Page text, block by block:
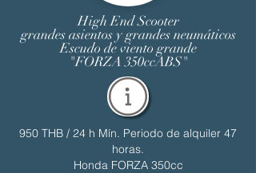
High End Scooter
grandes asientos y grandes neumáticos
Escudo de viento grande
"FORZA 350ccABS"
950 THB / 24 h Mín. Periodo de alquiler 47
horas.
Honda FORZA 350cc